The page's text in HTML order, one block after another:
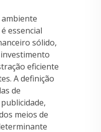
ambiente
essencial
sólido,
eficiente
A definição
de
meios de